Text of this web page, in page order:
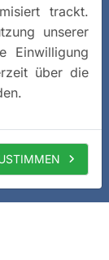
trackt.
unserer
Einwilligung
über die